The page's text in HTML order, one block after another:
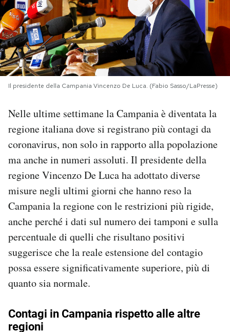
PODCAST
NEWSLETTER
I MIEI PREFERITI
SHOP
CALENDARIO
AREA PERSONALE
Area Personale
Notifiche mobile
Regala il Post
Hai bisogno di aiuto?
Esci
Il presidente della Campania Vincenzo De Luca. (Fabio Sasso/LaPresse)
Nelle ultime settimane la Campania è diventata la
regione italiana dove si registrano più contagi da
coronavirus, non solo in rapporto alla popolazione
ma anche in numeri assoluti. Il presidente della
regione Vincenzo De Luca ha adottato diverse
misure negli ultimi giorni che hanno reso la
Campania la regione con le restrizioni più rigide,
anche perché i dati sul numero dei tamponi e sulla
percentuale di quelli che risultano positivi
suggerisce che la reale estensione del contagio
possa essere significativamente superiore, più di
quanto sia normale.